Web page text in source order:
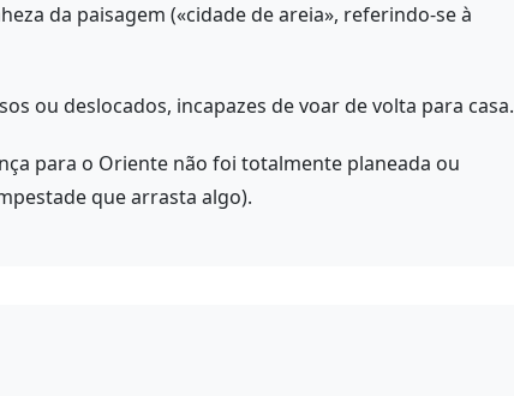
da paisagem («cidade de areia», referindo-se à
ou deslocados, incapazes de voar de volta para casa.
para o Oriente não foi totalmente planeada ou
que arrasta algo).